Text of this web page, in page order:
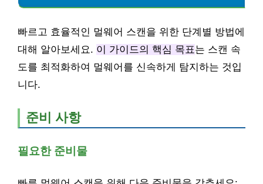
빠르고 효율적인 멀웨어 스캔을 위한 단계별 방법에
대해 알아보세요. 이 가이드의 핵심 목표는 스캔 속
도를 최적화하여 멀웨어를 신속하게 탐지하는 것입
니다.
준비 사항
필요한 준비물